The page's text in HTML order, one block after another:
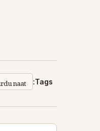
Tags:
naat